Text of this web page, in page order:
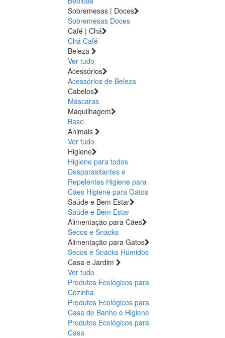
Sobremesas | Doces
Sobremesas Doces
Café | Chá
Chá Café
Beleza
Ver tudo
Acessórios
Acessórios de Beleza
Cabelos
Máscaras
Maquilhagem
Base
Animais
Ver tudo
Higiene
Higiene para todos
Desparasitantes e
Repelentes Higiene para
Cães Higiene para Gatos
Saúde e Bem Estar
Saúde e Bem Estar
Alimentação para Cães
Secos e Snacks
Alimentação para Gatos
Secos e Snacks Húmidos
Casa e Jardim
Ver tudo
Produtos Ecológicos para
Cozinha
Produtos Ecológicos para
Casa de Banho e Higiene
Produtos Ecológicos para
Casa